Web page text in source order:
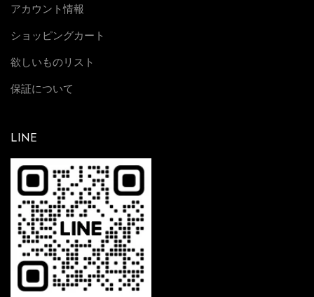
アカウント情報
ショッピングカート
欲しいものリスト
保証について
LINE